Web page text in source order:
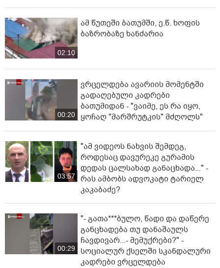
02:10
ამ წუთეში ბათუმში, ე.წ. ხოფის
ბაზრობაზე ხანძარია
00:20
ვრცელდება ავარიის მომენტში
გადაღებული კადრები
ბათუმიდან - "ვაიმე, ეს რა იყო,
ყოჩაღ "მარშრუტკის" მძღოლს"
03:57
"ამ ვიდეოს ნახვის შემდეგ,
როდესაც დავურეკე გურამის
დედას ცალსახად განაცხადა..." -
რას ამბობს ადვოკატი ტარიელ
კაკაბაძე?
00:29
"- გათა***ბულო, წადი და დაწერე
განცხადება თუ დანაშაულს
ჩავდივარ...- მემუქრები?" -
სოციალურ ქსელში სკანდალური
კადრები ვრცელდება